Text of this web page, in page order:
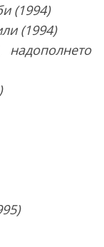
(1994)
(1994)